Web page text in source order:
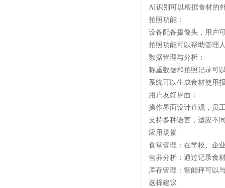
AI识别可以根据食材的
拍照功能：
设备配备摄像头，用户
拍照功能可以帮助管理
数据管理与分析：
称重数据和拍照记录可
系统可以生成食材使用
用户友好界面：
操作界面设计直观，员
支持多种语言，适应不
应用场景
食堂管理：在学校、企
营养分析：通过记录食
库存管理：智能秤可以
选择建议